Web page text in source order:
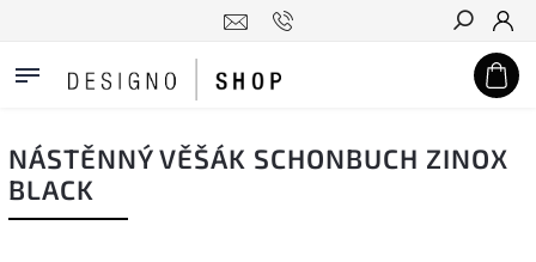
Hledat
NÁSTĚNNÝ VĚŠÁK SCHONBUCH ZINOX
BLACK